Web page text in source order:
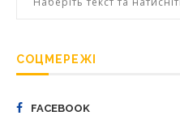
СОЦМЕРЕЖІ
FACEBOOK